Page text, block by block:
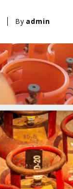
By admin